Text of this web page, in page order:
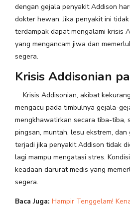
dengan gejala penyakit Addison
dokter hewan. Jika penyakit ini
terdampak dapat mengalami krisis
yang mengancam jiwa dan
segera.
Krisis Addisonian
Krisis Addisonian, akibat
mengacu pada timbulnya gejala-
mengkhawatirkan secara tiba-tiba,
pingsan, muntah, lesu ekstrem,
terjadi jika penyakit Addison tidak
lagi mampu mengatasi stres.
keadaan darurat medis yang
segera.
Baca Juga: Hampir Tenggelam!